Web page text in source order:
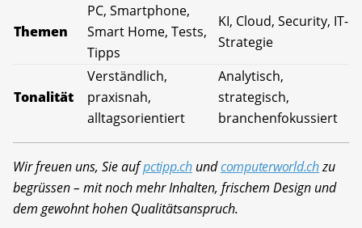
Themen
PC, Smartphone,
Smart Home, Tests,
Tipps
KI, Cloud, Security, IT-
Strategie
Tonalität
Verständlich,
praxisnah,
alltagsorientiert
Analytisch,
strategisch,
branchenfokussiert
Wir freuen uns, Sie aufpctipp.chundcomputerworld.chzu
begrüssen – mit noch mehr Inhalten, frischem Design und
dem gewohnt hohen Qualitätsanspruch.